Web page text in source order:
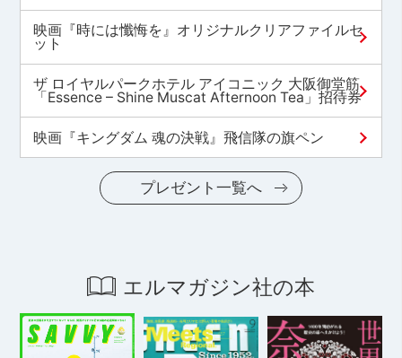
映画『時には懺悔を』オリジナルクリアファイルセ
ット
ザ ロイヤルパークホテル アイコニック 大阪御堂筋
「Essence – Shine Muscat Afternoon Tea」招待券
映画『キングダム 魂の決戦』飛信隊の旗ペン
プレゼント一覧へ
エルマガジン社の本